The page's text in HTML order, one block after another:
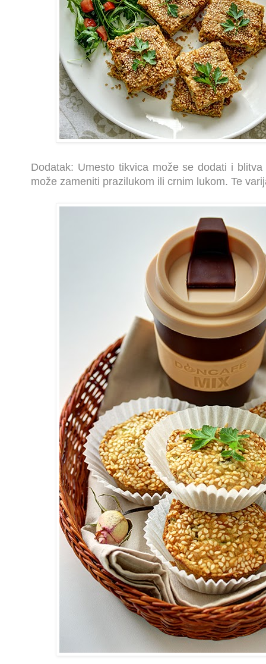
Dodatak: Umesto tikvica može se dodati i
može zameniti prazilukom ili crnim lukom. Te